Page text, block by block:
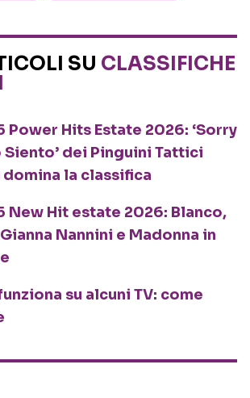
SU CLASSIFICHE
Power Hits Estate 2026: ‘Sorry
Siento’ dei Pinguini Tattici
la classifica
New Hit estate 2026: Blanco,
Nannini e Madonna in
su alcuni TV: come